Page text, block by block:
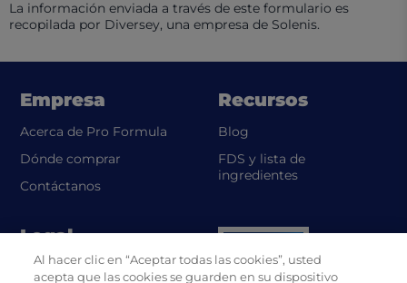
La información enviada a través de este formulario es
recopilada por Diversey, una empresa de Solenis.
Empresa
Acerca de Pro Formula
Dónde comprar
Contáctanos
Recursos
Blog
FDS y lista de
ingredientes(opens in a new
Legal
Política de privacidad UL (opens in a new tab)
Al hacer clic en “Aceptar todas las cookies”, usted
acepta que las cookies se guarden en su dispositivo